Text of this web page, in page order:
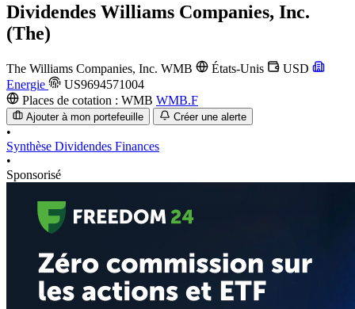
Dividendes Williams Companies, Inc.
(The)
The Williams Companies, Inc. WMB États-Unis
USD
Energie
US9694571004
Places de cotation : WMB WMB.F
Ajouter à mon portefeuille Créer une alerte
•
Synthèse Dividendes Finances
•
Sponsorisé